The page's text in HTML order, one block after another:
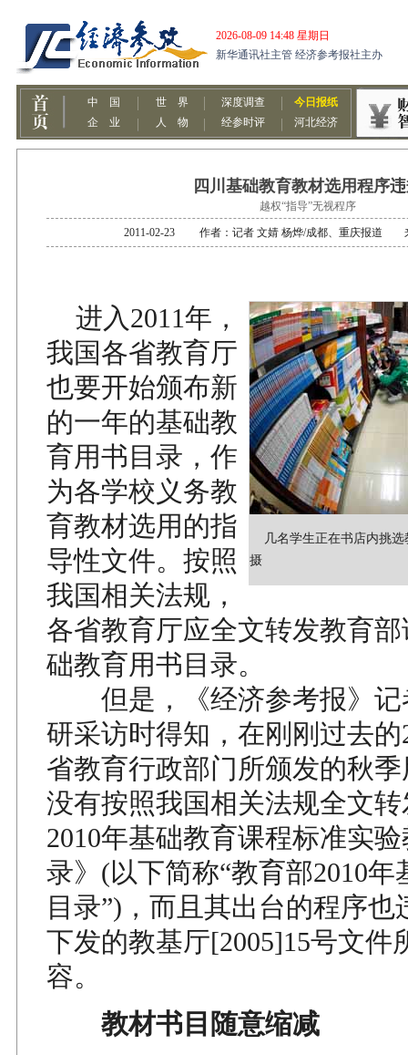
四川基础教育教材选用程序
越权“指导”无视程序
2011-02-23 作者：记者 文婧 杨烨/成都、重庆报道
几名学生正在书店内挑
摄
进入2011年，
我国各省教育厅
也要开始颁布新
的一年的基础教
育用书目录，作
为各学校义务教
育教材选用的指
导性文件。按照
我国相关法规，
各省教育厅应全文转发教育
础教育用书目录。
但是，《经济参考报》记
研采访时得知，在刚刚过去的
省教育行政部门所颁发的秋
没有按照我国相关法规全文
2010年基础教育课程标准实
录》(以下简称“教育部2010年
目录”)，而且其出台的程序也
下发的教基厅[2005]15号文件
容。
教材书目随意缩减